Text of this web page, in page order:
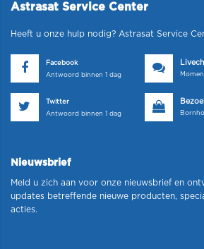
Astrasat Service Center
Heeft u onze hulp nodig? Astrasat Service
Facebook
Antwoord binnen 1 dag
Twitter
Antwoord binnen 1 dag
Nieuwsbrief
Meld u zich aan voor onze nieuwsbrief en
updates betreffende nieuwe producten,
acties.